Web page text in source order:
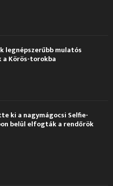
legnépszerűbb mulatós
a Körös-torokba
ki a nagymágocsi Selfie-
belül elfogták a rendőrök